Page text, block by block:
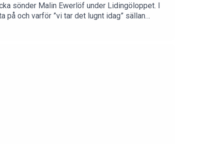
sönder Malin Ewerlöf under Lidingöloppet. I
och varför ”vi tar det lugnt idag” sällan
om sin minst sagt speciella upplevelse under
blir farthets, social panik, löparpsykologi och
till Spring med Petra & CO! Mejla